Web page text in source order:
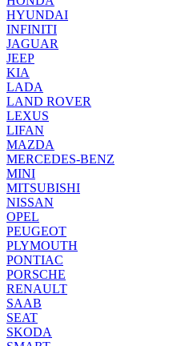
HYUNDAI
INFINITI
JAGUAR
JEEP
KIA
LADA
LAND ROVER
LEXUS
LIFAN
MAZDA
MERCEDES-BENZ
MINI
MITSUBISHI
NISSAN
OPEL
PEUGEOT
PLYMOUTH
PONTIAC
PORSCHE
RENAULT
SAAB
SEAT
SKODA